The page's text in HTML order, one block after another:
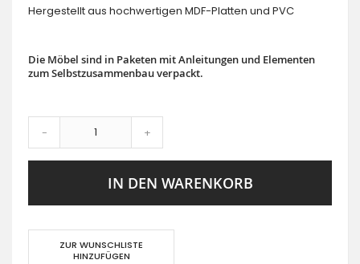
Hergestellt aus hochwertigen MDF-Platten und PVC
Die Möbel sind in Paketen mit Anleitungen und Elementen
zum Selbstzusammenbau verpackt.
- +
IN DEN WARENKORB
ZUR WUNSCHLISTE
HINZUFÜGEN